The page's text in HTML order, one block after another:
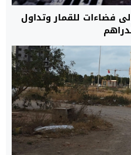
تحولت إلى فضاءات للقمار وتداول